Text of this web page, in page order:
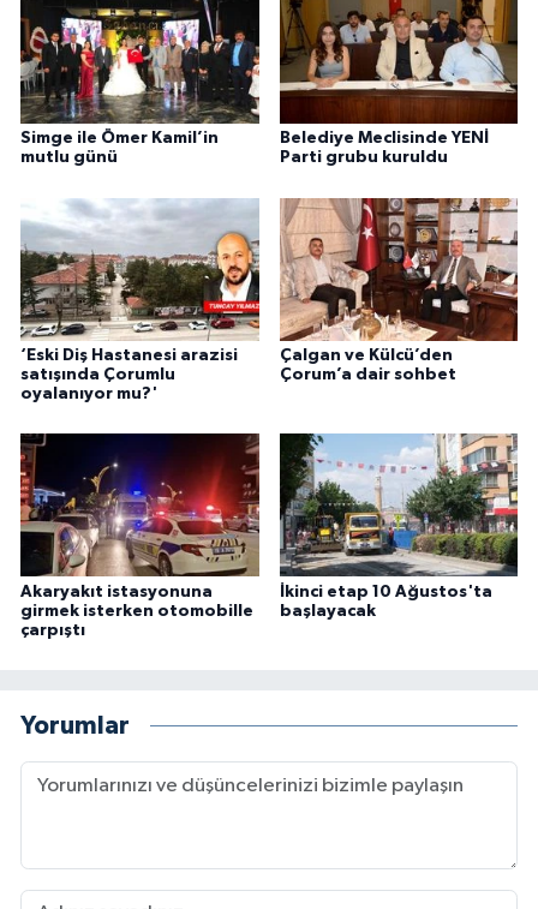
Simge ile Ömer Kamil’in
mutlu günü
Belediye Meclisinde YENİ
Parti grubu kuruldu
‘Eski Diş Hastanesi arazisi
satışında Çorumlu
oyalanıyor mu?'
Çalgan ve Külcü’den
Çorum’a dair sohbet
Akaryakıt istasyonuna
girmek isterken otomobille
çarpıştı
İkinci etap 10 Ağustos'ta
başlayacak
Yorumlar